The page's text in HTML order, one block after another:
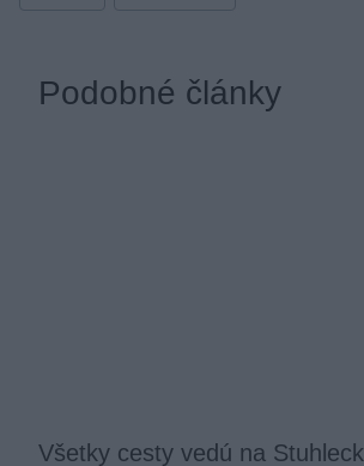
Podobné články
Všetky cesty vedú na Stuhleck